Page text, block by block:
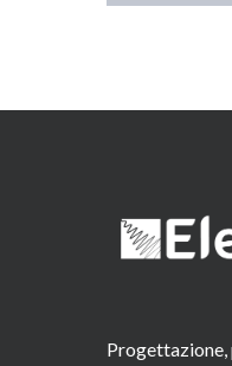
Progettazione,